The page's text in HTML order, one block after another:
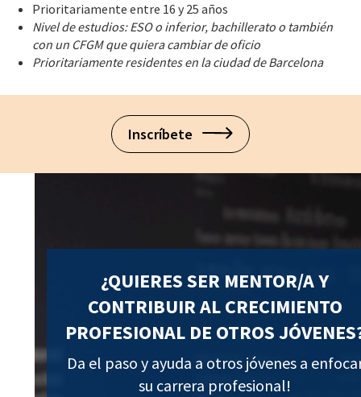
Prioritariamente entre 16 y 25 años
Nivel de estudios: ESO o inferior, bachillerato o también
con un CFGM que quiera cambiar de oficio
Prioritariamente residentes en la ciudad de Barcelona
Inscríbete
¿QUIERES SER MENTOR/A Y
CONTRIBUIR AL CRECIMIENTO
PROFESIONAL DE OTROS
Da el paso y ayuda a otros jóvenes a
su carrera profesional!